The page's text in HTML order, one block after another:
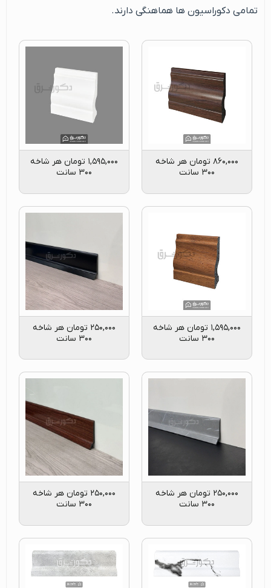
تمامی دکوراسیون ها هماهنگی دارند.
۸۶۰,۰۰۰ تومان هر شاخه
۳۰۰ سانت
۱,۵۹۵,۰۰۰ تومان هر شاخه
۳۰۰ سانت
۱,۵۹۵,۰۰۰ تومان هر شاخه
۳۰۰ سانت
۲۵۰,۰۰۰ تومان هر شاخه
۳۰۰ سانت
۲۵۰,۰۰۰ تومان هر شاخه
۳۰۰ سانت
۲۵۰,۰۰۰ تومان هر شاخه
۳۰۰ سانت